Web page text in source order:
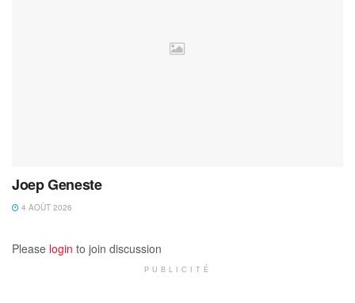
Joep Geneste
4 AOÛT 2026
Please login to join discussion
PUBLICITÉ